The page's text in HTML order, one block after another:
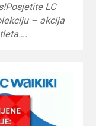
LC
– akcija